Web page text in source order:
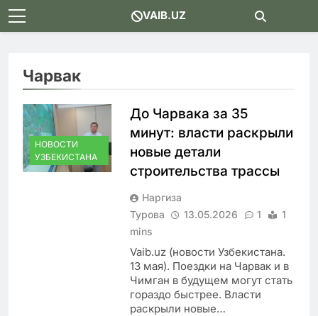
Skip
to
VAIB.UZ
Чарвак
НОВОСТИ
УЗБЕКИСТАНА
До Чарвака за 35
минут: власти раскрыли
новые детали
строительства трассы
Наргиза
Турова
13.05.2026 1
1
mins
Vaib.uz (новости Узбекистана.
13 мая). Поездки на Чарвак и в
Чимган в будущем могут стать
гораздо быстрее. Власти
раскрыли новые…